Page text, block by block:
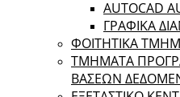
AUTOCAD
ΓΡΑΦΙΚΑ
ΦΟΙΤΗΤΙΚΑ
ΤΜΗΜΑΤΑ
ΒΑΣΕΩΝ